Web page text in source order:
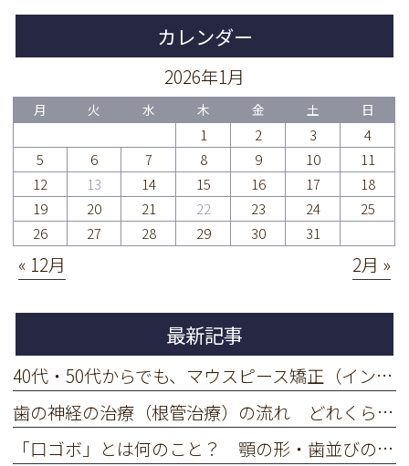
カレンダー
2026年1月
月 火 水 木 金 土 日
1 2 3
4
5
6 7 8 9 10
11
12
13 14 15 16 17
18
19
20 21 22 23 24
25
26
27 28 29 30 31
« 12月 2月 »
最新記事
40代・50代からでも、マウスピース矯正（インビザライン）はできるの？ 中高年の方の歯の矯正のメリット
歯の神経の治療（根管治療）の流れ どれくらい回数がかかる？
「口ゴボ」とは何のこと？ 顎の形・歯並びの異常 原因は？ 矯正での口ゴボの治し方